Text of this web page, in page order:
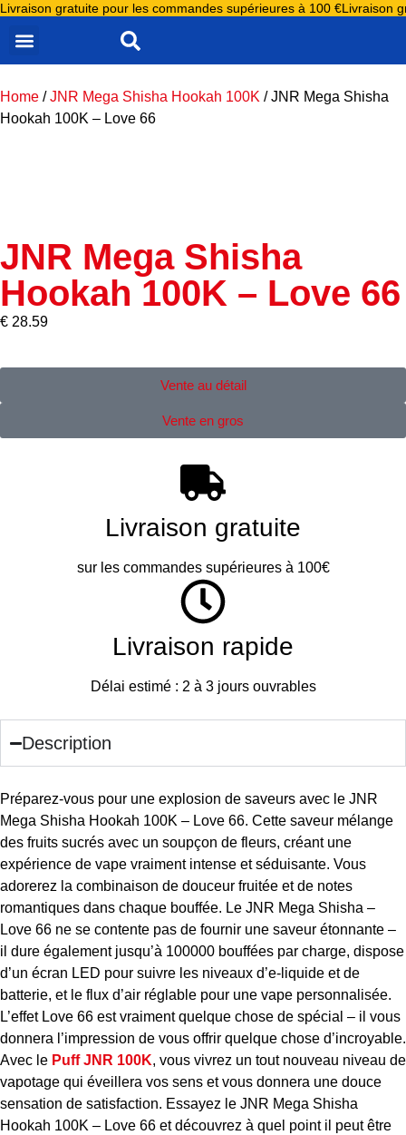
Livraison gratuite pour les commandes supérieures à 100 €Livraison
Home /JNR Mega Shisha Hookah 100K / JNR Mega Shisha
Hookah 100K – Love 66
JNR Mega Shisha
Hookah 100K – Love 66
€ 28.59
Vente au détail
Vente en gros
Livraison gratuite
sur les commandes supérieures à 100€
Livraison rapide
Délai estimé : 2 à 3 jours ouvrables
Description
Préparez-vous pour une explosion de saveurs avec le JNR
Mega Shisha Hookah 100K – Love 66. Cette saveur mélange
des fruits sucrés avec un soupçon de fleurs, créant une
expérience de vape vraiment intense et séduisante. Vous
adorerez la combinaison de douceur fruitée et de notes
romantiques dans chaque bouffée. Le JNR Mega Shisha –
Love 66 ne se contente pas de fournir une saveur étonnante –
il dure également jusqu’à 100000 bouffées par charge, dispose
d’un écran LED pour suivre les niveaux d’e-liquide et de
batterie, et le flux d’air réglable pour une vape personnalisée.
L’effet Love 66 est vraiment quelque chose de spécial – il vous
donnera l’impression de vous offrir quelque chose d’incroyable.
Avec le Puff JNR 100K, vous vivrez un tout nouveau niveau de
vapotage qui éveillera vos sens et vous donnera une douce
sensation de satisfaction. Essayez le JNR Mega Shisha
Hookah 100K – Love 66 et découvrez à quel point il peut être